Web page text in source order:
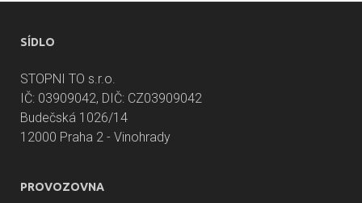
SÍDLO
STOPNI TO s.r.o.
IČ: 03909042, DIČ: CZ03909042
Budečská 1026/14
12000 Praha 2 - Vinohrady
PROVOZOVNA